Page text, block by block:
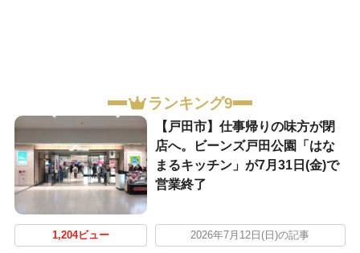
ランキング9
【戸田市】仕事帰りの味方が閉
店へ。ビーンズ戸田公園「はな
まるキッチン」が7月31日(金)で
営業終了
1,204ビュー 2026年7月12日(日)の記事